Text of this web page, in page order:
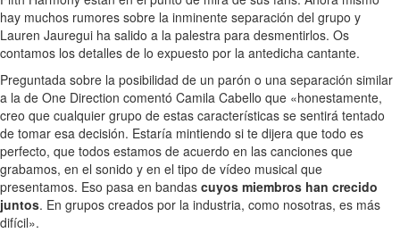
hay muchos rumores sobre la inminente separación del grupo y
Lauren Jauregui ha salido a la palestra para desmentirlos. Os
contamos los detalles de lo expuesto por la antedicha cantante.
Preguntada sobre la posibilidad de un parón o una separación similar
a la de One Direction comentó Camila Cabello que «honestamente,
creo que cualquier grupo de estas características se sentirá tentado
de tomar esa decisión. Estaría mintiendo si te dijera que todo es
perfecto, que todos estamos de acuerdo en las canciones que
grabamos, en el sonido y en el tipo de vídeo musical que
presentamos. Eso pasa en bandas cuyos miembros han crecido
juntos. En grupos creados por la industria, como nosotras, es más
difícil».